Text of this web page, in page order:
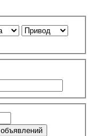
объявлений